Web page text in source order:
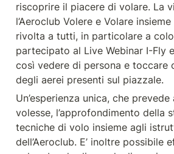
riscoprire il piacere di volare. La
l’Aeroclub Volere e Volare
rivolta a tutti, in particolare a
partecipato al Live Webinar I-Fly
così vedere di persona e toccare
degli aerei presenti sul piazzale.
Un’esperienza unica, che
volesse, l’approfondimento della
tecniche di volo insieme agli
dell’Aeroclub. E’ inoltre possibile